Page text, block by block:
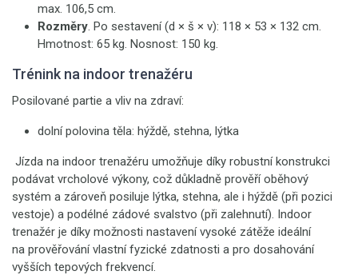
max. 106,5 cm.
Rozměry. Po sestavení (d × š × v): 118 × 53 × 132 cm.
Hmotnost: 65 kg. Nosnost: 150 kg.
Trénink na indoor trenažéru
Posilované partie a vliv na zdraví:
dolní polovina těla: hýždě, stehna, lýtka
Jízda na indoor trenažéru umožňuje díky robustní konstrukci
podávat vrcholové výkony, což důkladně prověří oběhový
systém a zároveň posiluje lýtka, stehna, ale i hýždě (při pozici
vestoje) a podélné zádové svalstvo (při zalehnutí). Indoor
trenažér je díky možnosti nastavení vysoké zátěže ideální
na prověřování vlastní fyzické zdatnosti a pro dosahování
vyšších tepových frekvencí.